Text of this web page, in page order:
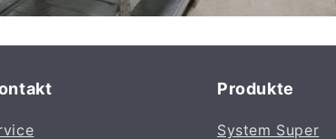
Produkte
System Super